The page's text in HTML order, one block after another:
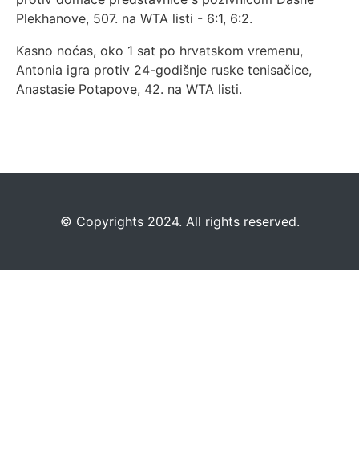
Plekhanove, 507. na WTA listi - 6:1, 6:2.
Kasno noćas, oko 1 sat po hrvatskom vremenu,
Antonia igra protiv 24-godišnje ruske tenisačice,
Anastasie Potapove, 42. na WTA listi.
©️ Copyrights 2024. All rights reserved.